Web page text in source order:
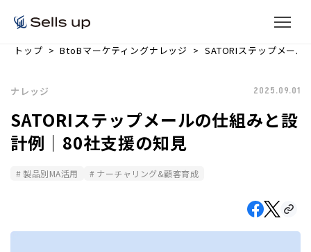
トップ BtoBマーケティングナレッジ SATORIステップメー
ナレッジ 2025.09.01
SATORIステップメールの仕組みと設
計例｜80社支援の知見
製品別MA活用 ナーチャリング&顧客育成